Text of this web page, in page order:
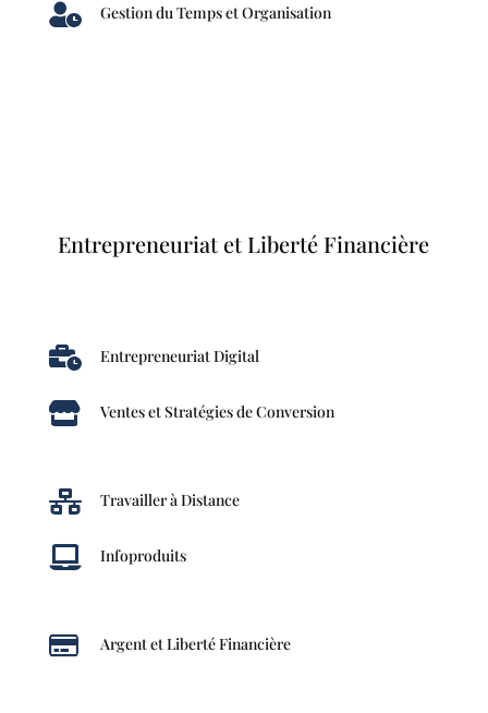
 Gestion du Temps et Organisation
Entrepreneuriat et Liberté Financière
 Entrepreneuriat Digital
 Ventes et Stratégies de Conversion
 Travailler à Distance
 Infoproduits
 Argent et Liberté Financière